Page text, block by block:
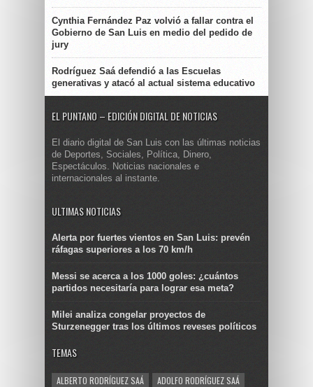
Cynthia Fernández Paz volvió a fallar contra el
Gobierno de San Luis en medio del pedido de
jury
Rodríguez Saá defendió a las Escuelas
generativas y atacó al actual sistema educativo
EL PUNTANO – EDICIÓN DIGITAL DE NOTICIAS
El diario digital de San Luis con las últimas noticias
de Deportes, Sociales, Política, Dinero,
Espectáculos. Noticias nacionales e
internacionales al instante.
ULTIMAS NOTICIAS
Alerta por fuertes vientos en San Luis: prevén
ráfagas superiores a los 70 km/h
Messi se acerca a los 1000 goles: ¿cuántos
partidos necesitaría para lograr esa meta?
Milei analiza congelar proyectos de
Sturzenegger tras los últimos reveses políticos
TEMAS
ALBERTO RODRÍGUEZ SAÁ
ADOLFO RODRÍGUEZ SAÁ